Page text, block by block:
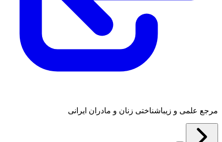
مرجع علمی و زیباشناختی زنان و مادران ایرانی